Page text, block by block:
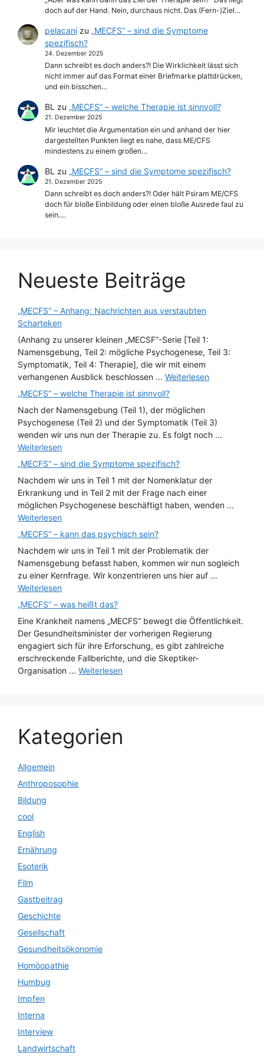
doch auf der Hand. Nein, durchaus nicht. Das (Fern-)Ziel…
pelacanizu „MECFS“ – sind die Symptome
spezifisch?
24. Dezember 2025
Dann schreibt es doch anders?! Die Wirklichkeit lässt sich
nicht immer auf das Format einer Briefmarke plattdrücken,
und ein bisschen…
BL zu „MECFS“ – welche Therapie ist sinnvoll?
21. Dezember 2025
Mir leuchtet die Argumentation ein und anhand der hier
dargestellten Punkten liegt es nahe, dass ME/CFS
mindestens zu einem großen…
BL zu „MECFS“ – sind die Symptome spezifisch?
21. Dezember 2025
Dann schreibt es doch anders?! Oder hält Psiram ME/CFS
doch für bloße Einbildung oder einen bloße Ausrede faul zu
sein.…
Neueste Beiträge
„MECFS“ – Anhang: Nachrichten aus verstaubten
Scharteken
(Anhang zu unserer kleinen „MECSF“-Serie [Teil 1:
Namensgebung, Teil 2: mögliche Psychogenese, Teil 3:
Symptomatik, Teil 4: Therapie], die wir mit einem
verhangenen Ausblick beschlossen ... Weiterlesen
„MECFS“ – welche Therapie ist sinnvoll?
Nach der Namensgebung (Teil 1), der möglichen
Psychogenese (Teil 2) und der Symptomatik (Teil 3)
wenden wir uns nun der Therapie zu. Es folgt noch ...
Weiterlesen
„MECFS“ – sind die Symptome spezifisch?
Nachdem wir uns in Teil 1 mit der Nomenklatur der
Erkrankung und in Teil 2 mit der Frage nach einer
möglichen Psychogenese beschäftigt haben, wenden ...
Weiterlesen
„MECFS“ – kann das psychisch sein?
Nachdem wir uns in Teil 1 mit der Problematik der
Namensgebung befasst haben, kommen wir nun sogleich
zu einer Kernfrage. Wir konzentrieren uns hier auf ...
Weiterlesen
„MECFS“ – was heißt das?
Eine Krankheit namens „MECFS“ bewegt die Öffentlichkeit.
Der Gesundheitsminister der vorherigen Regierung
engagiert sich für ihre Erforschung, es gibt zahlreiche
erschreckende Fallberichte, und die Skeptiker-
Organisation ... Weiterlesen
Kategorien
Allgemein
Anthroposophie
Bildung
cool
English
Ernährung
Esoterik
Film
Gastbeitrag
Geschichte
Gesellschaft
Gesundheitsökonomie
Homöopathie
Humbug
Impfen
Interna
Interview
Landwirtschaft